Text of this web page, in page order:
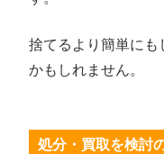
捨てるより簡単にも
かもしれません。
処分・買取を検討